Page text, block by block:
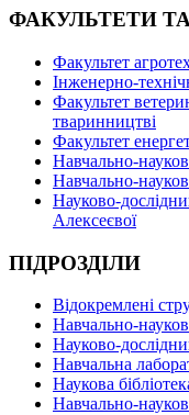
ФАКУЛЬТЕТИ
Факультет
Інженерно-
Факультет
тваринництві
Факультет
Навчально-
Навчально-
Науково-
Алексеєвої
ПІДРОЗДІЛИ
Відокремлені
Навчально-
Науково-
Навчальна
Наукова
Навчально-